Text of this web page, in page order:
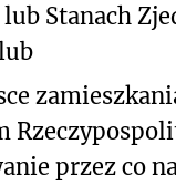
lub Stanach
przez co